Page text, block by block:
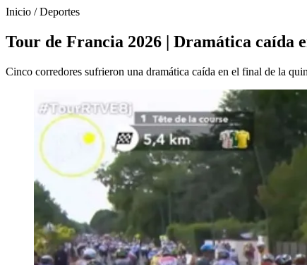
Inicio /Deportes
Tour de Francia 2026 | Dramática caída
Cinco corredores sufrieron una dramática caída en el final de la